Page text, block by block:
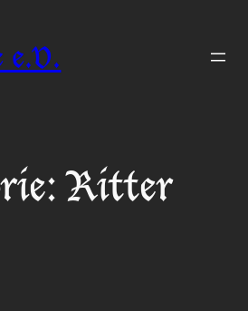
e.V.
Ritter